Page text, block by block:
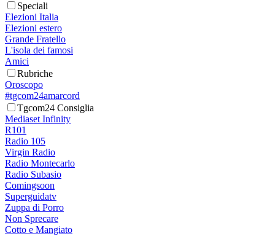
Speciali
Elezioni Italia
Elezioni estero
Grande Fratello
L'isola dei famosi
Amici
Rubriche
Oroscopo
#tgcom24amarcord
Tgcom24 Consiglia
Mediaset Infinity
R101
Radio 105
Virgin Radio
Radio Montecarlo
Radio Subasio
Comingsoon
Superguidatv
Zuppa di Porro
Non Sprecare
Cotto e Mangiato